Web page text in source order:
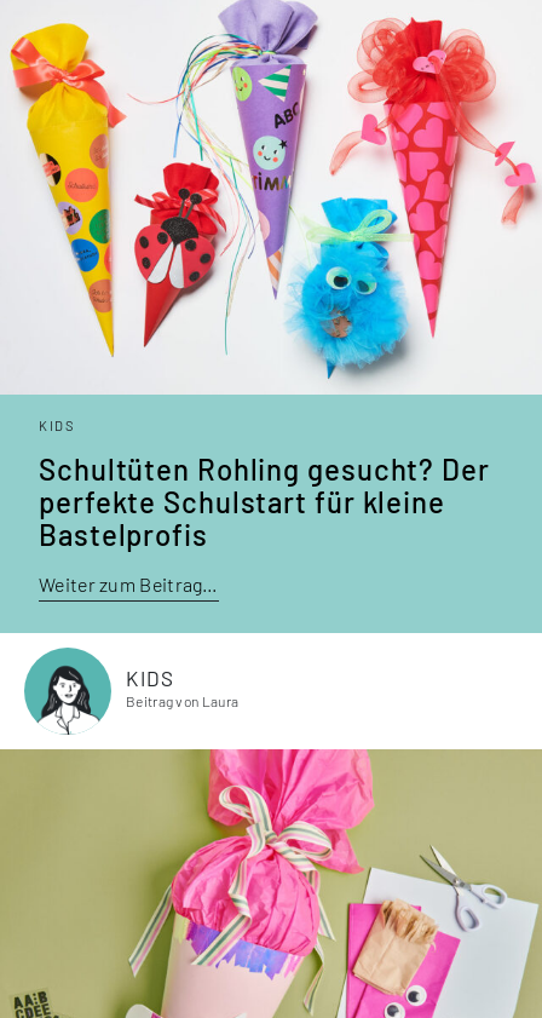
KIDS
Schultüten Rohling gesucht? Der
per­fekte Schulstart für kleine
Bastelprofis
Weiter zum Beitrag…
KIDS
Beitrag von Laura